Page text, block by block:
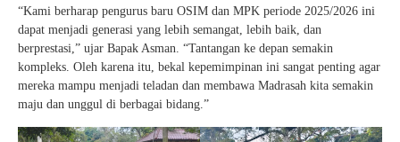
“Kami berharap pengurus baru OSIM dan MPK periode 2025/2026 ini
dapat menjadi generasi yang lebih semangat, lebih baik, dan
berprestasi,” ujar Bapak Asman. “Tantangan ke depan semakin
kompleks. Oleh karena itu, bekal kepemimpinan ini sangat penting agar
mereka mampu menjadi teladan dan membawa Madrasah kita semakin
maju dan unggul di berbagai bidang.”